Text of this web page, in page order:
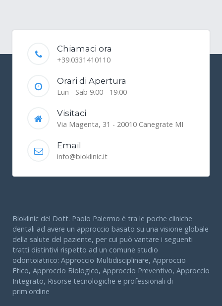
Chiamaci ora
+39.0331410110
Orari di Apertura
Lun - Sab 9.00 - 19.00
Visitaci
Via Magenta, 31 - 20010 Canegrate MI
Email
info@bioklinic.it
Bioklinic del Dott. Paolo Palermo è tra le poche cliniche
dentali ad avere un approccio basato su una visione globale
della salute del paziente, per cui può vantare i seguenti
tratti distintivi rispetto ad un comune studio
odontoiatrico: Approccio Multidisciplinare, Approccio
Etico, Approccio Biologico, Approccio Preventivo, Approccio
Integrato, Risorse tecnologiche e professionali di
prim'ordine